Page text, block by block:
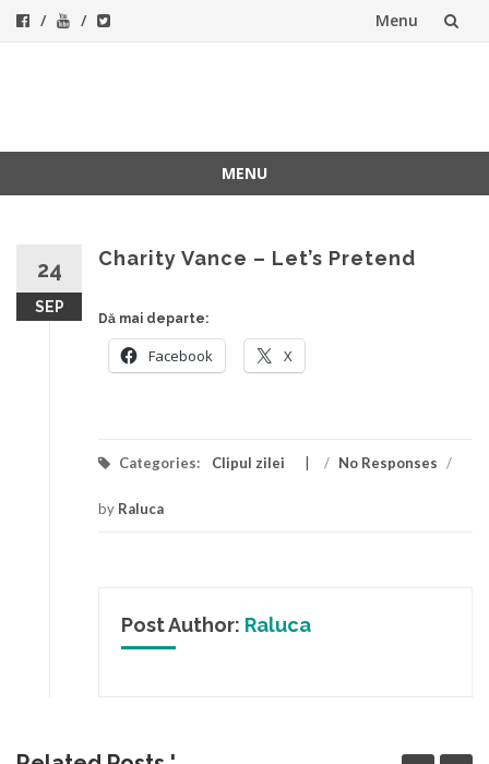
Menu
MENU
24
SEP
Charity Vance – Let’s Pretend
Dă mai departe:
Facebook X
Categories: Clipul zilei / No Responses /
by Raluca
Post Author: Raluca